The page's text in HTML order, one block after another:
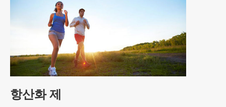
항산화 제